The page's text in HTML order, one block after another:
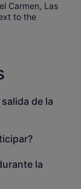
Carmen, Las
to the
de la
la